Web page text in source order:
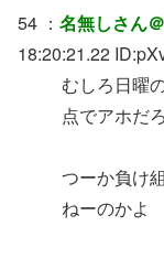
54 ： 名無しさん
18:20:21.22
むしろ日曜
点でアホだろ
つーか負け
ねーのかよ